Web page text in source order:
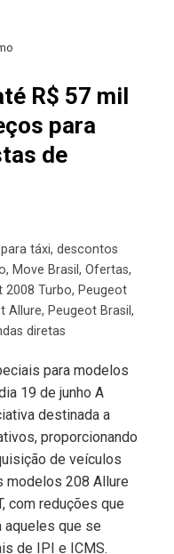
R$ 57 mil
para
de
táxi, descontos
, Move Brasil , Ofertas,
2008 Turbo, Peugeot
Allure, Peugeot Brasil ,
diretas
para modelos
19 de junho A
destinada a
proporcionando
de veículos
modelos 208 Allure
com reduções que
aqueles que se
de IPI e ICMS.